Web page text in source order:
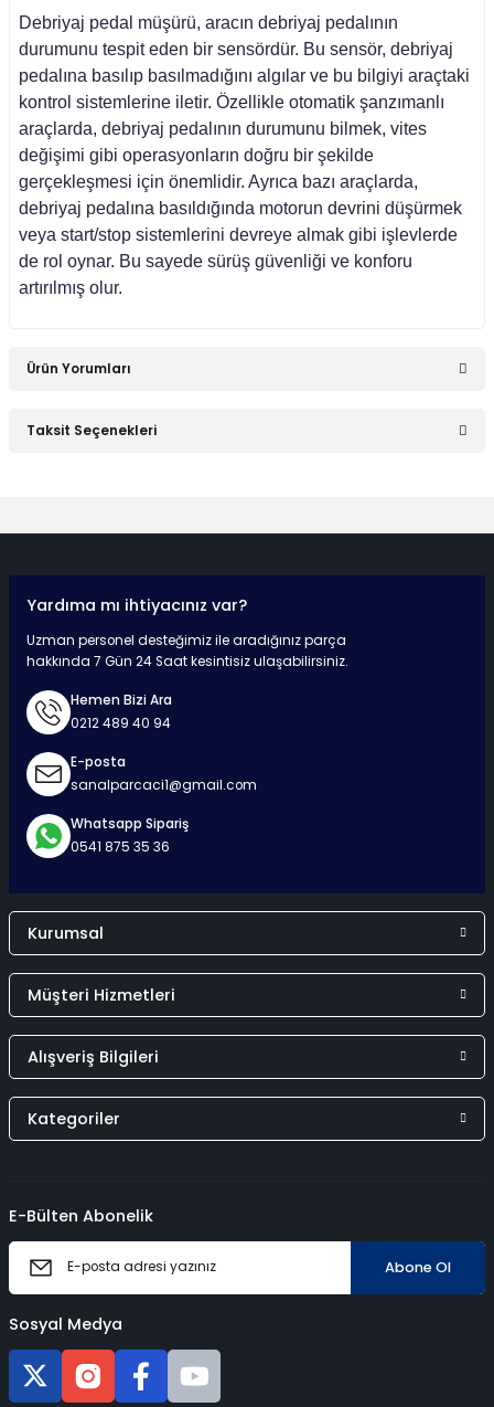
(1984-1993)
E Seri (1993-1995)
(1979-1991)
(1982-1993)
Debriyaj pedal müşürü, aracın debriyaj pedalının
durumunu tespit eden bir sensördür. Bu sensör, debriyaj
pedalına basılıp basılmadığını algılar ve bu bilgiyi araçtaki
kontrol sistemlerine iletir. Özellikle otomatik şanzımanlı
araçlarda, debriyaj pedalının durumunu bilmek, vites
değişimi gibi operasyonların doğru bir şekilde
gerçekleşmesi için önemlidir. Ayrıca bazı araçlarda,
debriyaj pedalına basıldığında motorun devrini düşürmek
veya start/stop sistemlerini devreye almak gibi işlevlerde
de rol oynar. Bu sayede sürüş güvenliği ve konforu
artırılmış olur.
Ürün Yorumları
Taksit Seçenekleri
Surpriz Hediyeler
Yardıma mı ihtiyacınız var?
Uzman personel desteğimiz ile aradığınız parça
hakkında 7 Gün 24 Saat kesintisiz ulaşabilirsiniz.
Hemen Bizi Ara
0212 489 40 94
E-posta
sanalparcaci1@gmail.com
Whatsapp Sipariş
0541 875 35 36
Kurumsal
Müşteri Hizmetleri
Alışveriş Bilgileri
Kategoriler
E-Bülten Abonelik
Abone Ol
Sosyal Medya